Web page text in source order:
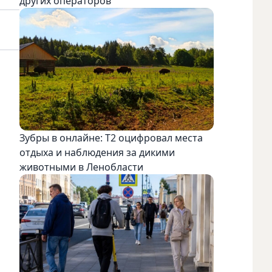
Зубры в онлайне: Т2 оцифровал места
отдыха и наблюдения за дикими
животными в Ленобласти